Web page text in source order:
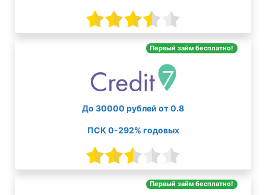
Первый займ бесплатно!
До 30000 рублей от 0.8
ПСК 0-292% годовых
Первый займ бесплатно!